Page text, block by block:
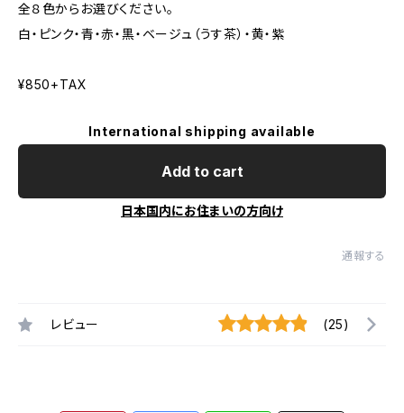
全８色からお選びください。
白・ピンク・青・赤・黒・ベージュ（うす茶）・黄・紫
¥850+TAX
International shipping available
Add to cart
日本国内にお住まいの方向け
通報する
レビュー (25)